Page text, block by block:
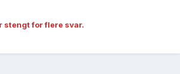
stengt for flere svar.